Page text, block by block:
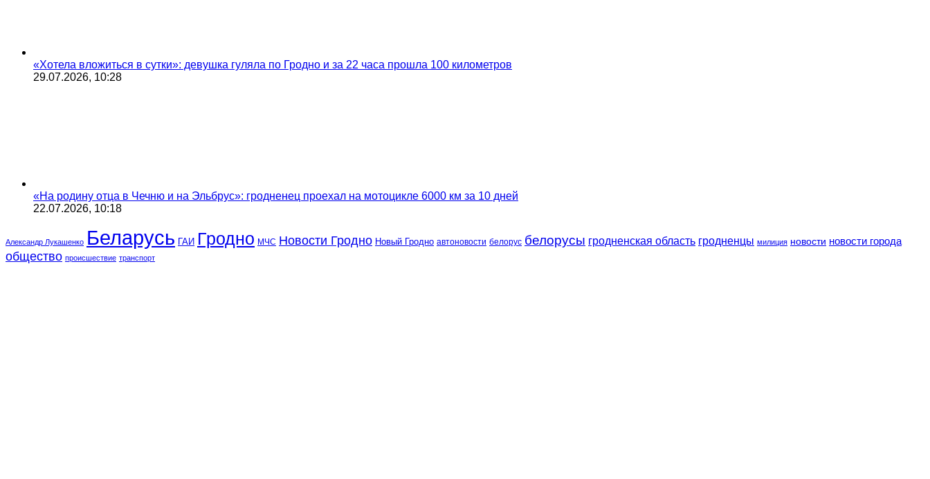
«Хотела вложиться в сутки»: девушка гуляла по Гродно и за 22 часа прошла 100 километров
29.07.2026, 10:28
«На родину отца в Чечню и на Эльбрус»: гродненец проехал на мотоцикле 6000 км за 10 дней
22.07.2026, 10:18
Александр Лукашенко Беларусь ГАИ Гродно МЧС Новости Гродно Новый Гродно автоновости белорус белорусы гродненская область гродненцы милиция новости новости города
общество происшествие транспорт